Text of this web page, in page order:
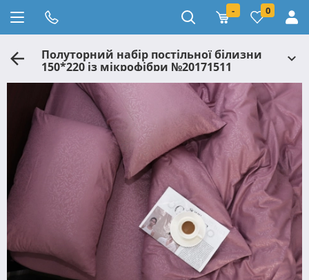
- 0
Полуторний набір постільної білизни
150*220 із мікрофібри №20171511
Черешенка™